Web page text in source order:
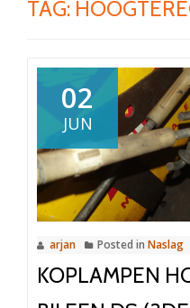
TAG:
02
JUN
arjan Posted in Naslag
KOPLAMPEN